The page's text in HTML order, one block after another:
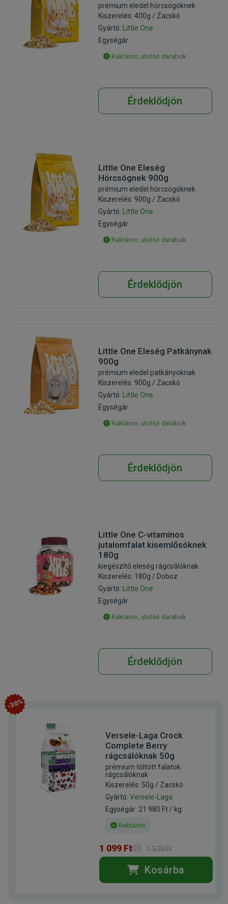
prémium eledel hörcsögöknek
Kiszerelés: 400g / Zacskó
Gyártó:
Little One
Egységár:
Raktáron, utolsó darabok
Érdeklődjön
Little One Eleség
Hörcsögnek 900g
prémium eledel hörcsögöknek
Kiszerelés: 900g / Zacskó
Gyártó:
Little One
Egységár:
Raktáron, utolsó darabok
Érdeklődjön
Little One Eleség Patkánynak
900g
prémium eledel patkányoknak
Kiszerelés: 900g / Zacskó
Gyártó:
Little One
Egységár:
Raktáron, utolsó darabok
Érdeklődjön
Little One C-vitaminos
jutalomfalat kisemlősöknek
180g
kiegészítő eleség rágcsálóknak
Kiszerelés: 180g / Doboz
Gyártó:
Little One
Egységár:
Raktáron, utolsó darabok
Érdeklődjön
-30%
Versele-Laga Crock
Complete Berry
rágcsálóknak 50g
prémium töltött falatok
rágcsálóknak
Kiszerelés: 50g / Zacskó
Gyártó: Versele-Laga
Egységár: 21 980 Ft / kg
Raktáron
1 099 Ft 1 570 Ft
Kosárba